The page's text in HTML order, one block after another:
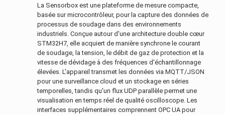
La Sensorbox est une plateforme de mesure compacte,
basée sur microcontrôleur, pour la capture des données de
processus de soudage dans des environnements
industriels. Conçue autour d'une architecture double cœur
STM32H7, elle acquiert de manière synchrone le courant
de soudage, la tension, le débit de gaz de protection et la
vitesse de dévidage à des fréquences d'échantillonnage
élevées. L'appareil transmet les données via MQTT/JSON
pour une surveillance cloud et un stockage en séries
temporelles, tandis qu'un flux UDP parallèle permet une
visualisation en temps réel de qualité oscilloscope. Les
interfaces supplémentaires comprennent OPC UA pour